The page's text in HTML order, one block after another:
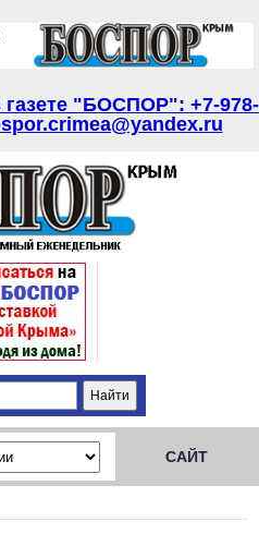
"БОСПОР": +7-978-
САЙТ